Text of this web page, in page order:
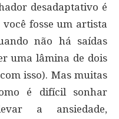
desadaptativo é
fosse um artista
não há saídas
uma lâmina de dois
isso). Mas muitas
é difícil sonhar
a ansiedade,